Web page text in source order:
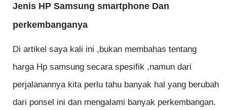
Jenis HP Samsung smartphone Dan
perkembanganya
Di artikel saya kali ini ,bukan membahas tentang
harga Hp samsung secara spesifik ,namun dari
perjalanannya kita perlu tahu banyak hal yang berubah
dari ponsel ini dan mengalami banyak perkembangan.